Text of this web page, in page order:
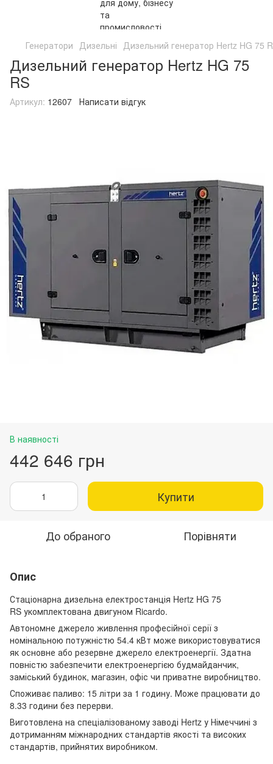
Генератори Дизельні Дизельний генератор Hertz HG 75
Дизельний генератор Hertz HG 75
RS
Артикул: 12607 Написати відгук
В наявності
442 646 грн
Купити
До обраного Порівняти
Опис
Стаціонарна дизельна електростанція Hertz HG 75
RS укомплектована двигуном Ricardo.
Автономне джерело живлення професійної серії з
номінальною потужністю 54.4 кВт може використовуватися
як основне або резервне джерело електроенергії. Здатна
повністю забезпечити електроенергією будмайданчик,
заміський будинок, магазин, офіс чи приватне виробництво.
Споживає паливо: 15 літри за 1 годину. Може працювати до
8.33 години без перерви.
Виготовлена ​​на спеціалізованому заводі Hertz у Німеччині з
дотриманням міжнародних стандартів якості та високих
стандартів, прийнятих виробником.